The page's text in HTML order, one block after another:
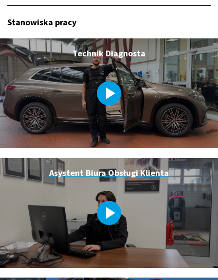
Stanowiska pracy
Technik Diagnosta
Asystent Biura Obsługi Klienta